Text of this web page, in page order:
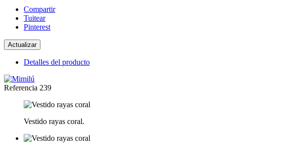
Compartir
Tuitear
Pinterest
Detalles del producto
Referencia 239
Vestido rayas coral.